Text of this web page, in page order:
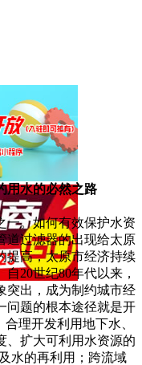
用水的必然之路
一。如何有效保护水资
道过滤器的出现给太原
提高，太原市经济持续
20世纪80年代以来，
突出，成为制约城市经
问题的根本途径就是开
理开发利用地下水、
、扩大可利用水资源的
水的再利用；跨流域